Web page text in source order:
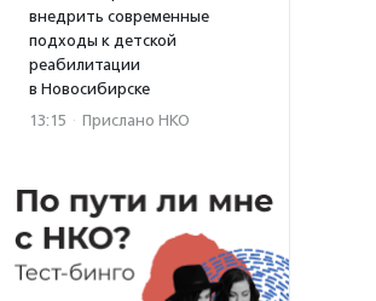
внедрить современные
подходы к детской
реабилитации
в Новосибирске
13:15 · Прислано НКО